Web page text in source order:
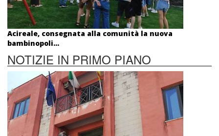
Acireale, consegnata alla comunità la nuova
bambinopoli...
NOTIZIE IN PRIMO PIANO